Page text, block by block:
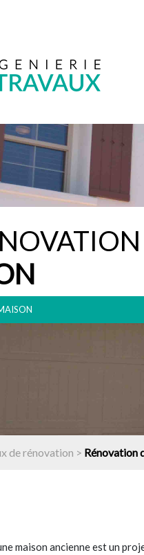
de rénovation > Rénovation
maison ancienne est un